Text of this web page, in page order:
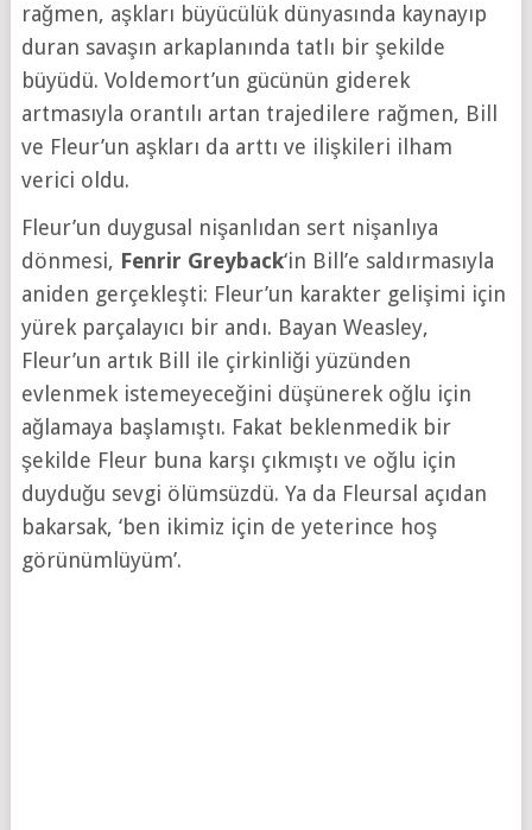
rağmen, aşkları büyücülük dünyasında kaynayıp
duran savaşın arkaplanında tatlı bir şekilde
büyüdü. Voldemort’un gücünün giderek
artmasıyla orantılı artan trajedilere rağmen, Bill
ve Fleur’un aşkları da arttı ve ilişkileri ilham
verici oldu.
Fleur’un duygusal nişanlıdan sert nişanlıya
dönmesi, Fenrir Greyback‘in Bill’e saldırmasıyla
aniden gerçekleşti: Fleur’un karakter gelişimi için
yürek parçalayıcı bir andı. Bayan Weasley,
Fleur’un artık Bill ile çirkinliği yüzünden
evlenmek istemeyeceğini düşünerek oğlu için
ağlamaya başlamıştı. Fakat beklenmedik bir
şekilde Fleur buna karşı çıkmıştı ve oğlu için
duyduğu sevgi ölümsüzdü. Ya da Fleursal açıdan
bakarsak, ‘ben ikimiz için de yeterince hoş
görünümlüyüm’.